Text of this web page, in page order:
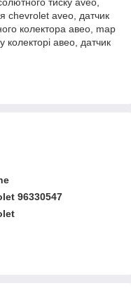
chevrolet aveo, датчик
колектора авео, map
колекторі авео, датчик
96330547